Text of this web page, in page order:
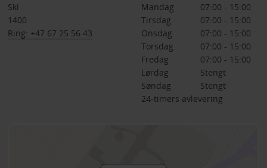
Ski
1400
Ring: +47 67 25 56 43
Mandag
07:00 - 15:00
Tirsdag
07:00 - 15:00
Onsdag
07:00 - 15:00
Torsdag
07:00 - 15:00
Fredag
07:00 - 15:00
Lørdag
Stengt
Søndag
Stengt
24-timers avlevering